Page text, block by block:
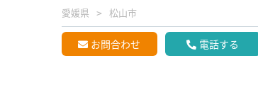
愛媛県 松山市
お問合わせ 電話する